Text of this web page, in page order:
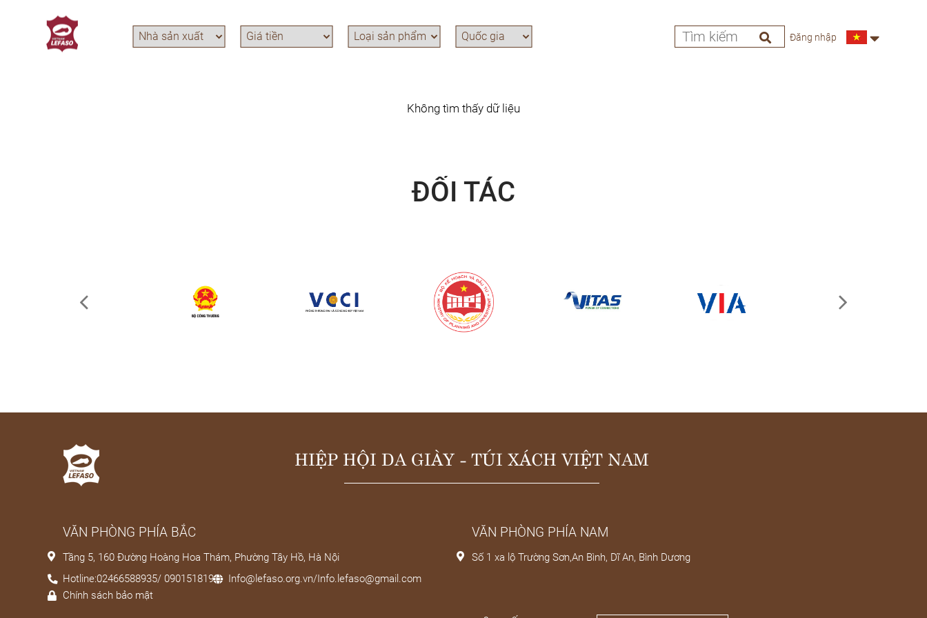
Đăng nhập
Không tìm thấy dữ liệu
ĐỐI TÁC
HIỆP HỘI DA GIÀY - TÚI XÁCH VIỆT NAM
VĂN PHÒNG PHÍA BẮC
Tầng 5, 160 Đường Hoàng Hoa Thám, Phường Tây Hồ, Hà Nội
Hotline:02466588935/ 0901518191
Info@lefaso.org.vn/Info.lefaso@gmail.com
Chính sách bảo mật
VĂN PHÒNG PHÍA NAM
Số 1 xa lộ Trường Sơn,An Bình, Dĩ An, Bình Dương